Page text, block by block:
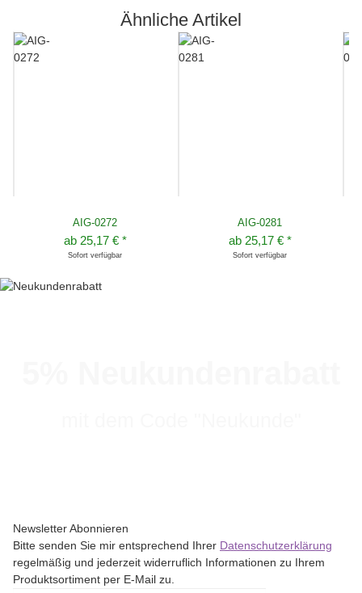
Ähnliche Artikel
AIG-0272
ab 25,17 € *
Sofort verfügbar
AIG-0281
ab 25,17 € *
Sofort verfügbar
Newsletter Abonnieren
Bitte senden Sie mir entsprechend Ihrer Datenschutzerklärung
regelmäßig und jederzeit widerruflich Informationen zu Ihrem
Produktsortiment per E-Mail zu.